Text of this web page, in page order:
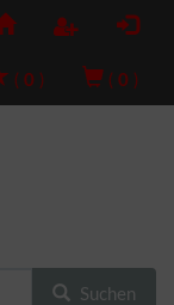
( 0 ) ( 0 )
Suchen